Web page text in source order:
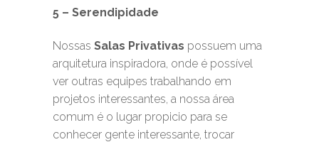
5 – Serendipidade
Nossas Salas Privativas possuem uma
arquitetura inspiradora, onde é possível
ver outras equipes trabalhando em
projetos interessantes, a nossa área
comum é o lugar propicio para se
conhecer gente interessante, trocar